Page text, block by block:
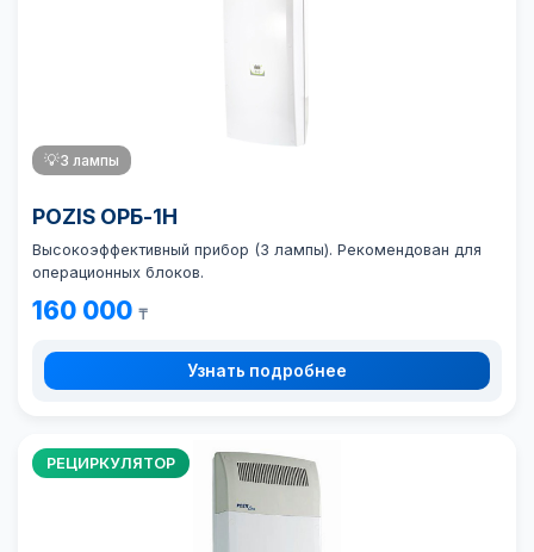
💡3 лампы
POZIS ОРБ-1Н
Высокоэффективный прибор (3 лампы). Рекомендован для
операционных блоков.
160 000 ₸
Узнать подробнее
РЕЦИРКУЛЯТОР